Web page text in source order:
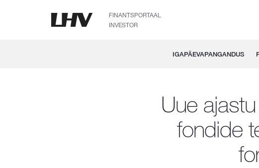
FINANTSPORTAAL
INVESTOR
IGAPÄEVAPANGANDUS
Uue
fondide